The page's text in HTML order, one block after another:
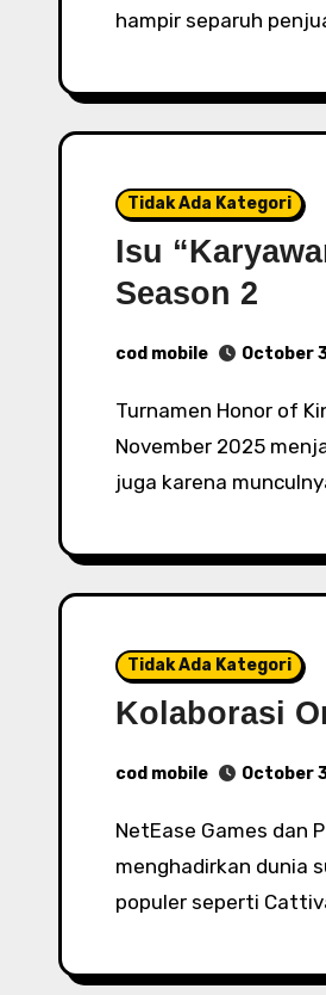
hampir separuh
Tidak Ada Kategori
Isu
Season 2
cod mobile October
Turnamen Honor of Kings (HoK) Office Attack Season 2 yang digelar 17 Oktober – 2
November 2025
juga karena
Tidak Ada Kategori
Kolaborasi
cod mobile October
NetEase Games dan Pocketpair meluncurkan kolaborasi antara Once Human dan Palworld,
menghadirkan dunia
populer seperti